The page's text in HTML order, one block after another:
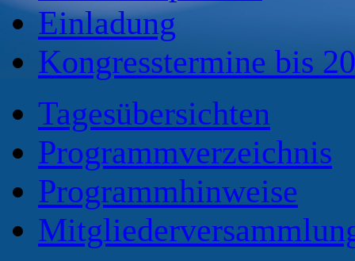
Einladung
Kongresstermine bis
Tagesübersichten
Programmverzeichnis
Programmhinweise